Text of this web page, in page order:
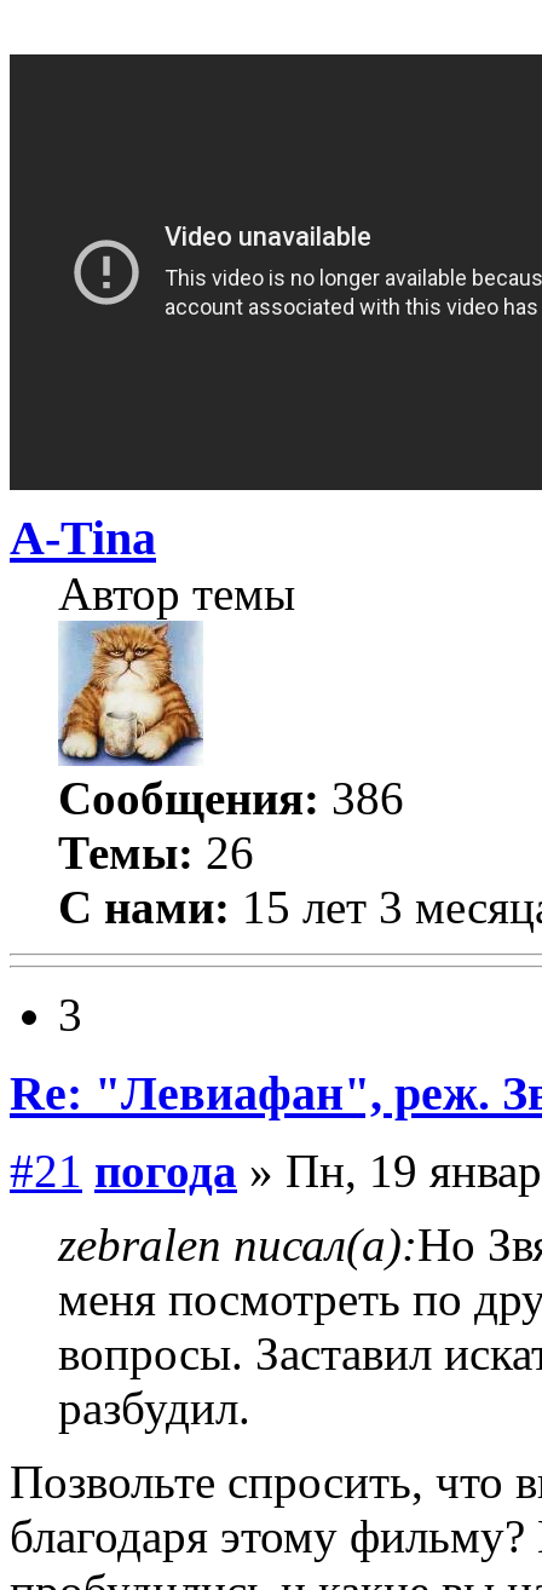
A-Tina
Автор темы
Сообщения: 386
Темы: 26
С нами: 15 лет 3
3
Re: "Левиафан", реж.
#21 погода » Пн, 19
zebralen писал(а):Но
меня посмотреть по
вопросы. Заставил
разбудил.
Позвольте спросить, что
благодаря этому